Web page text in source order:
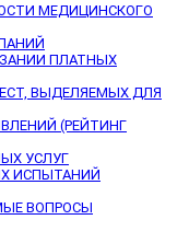
МЕДИЦИНСКОГО
ПЛАТНЫХ
ВЫДЕЛЯЕМЫХ ДЛЯ
(РЕЙТИНГ
УСЛУГ
ИСПЫТАНИЙ
ВОПРОСЫ